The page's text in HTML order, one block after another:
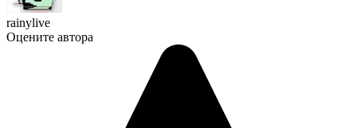
rainylive
Оцените автора